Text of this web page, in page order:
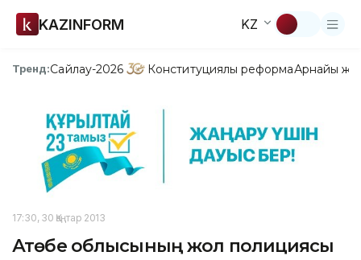
KAZINFORM KZ
Тренд:Сайлау-2026 Конституциялық реформаАрнайы
17:30, 30 Қаңтар 2013
Ақтөбе облысының жол полициясы